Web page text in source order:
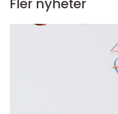
Fler nyheter